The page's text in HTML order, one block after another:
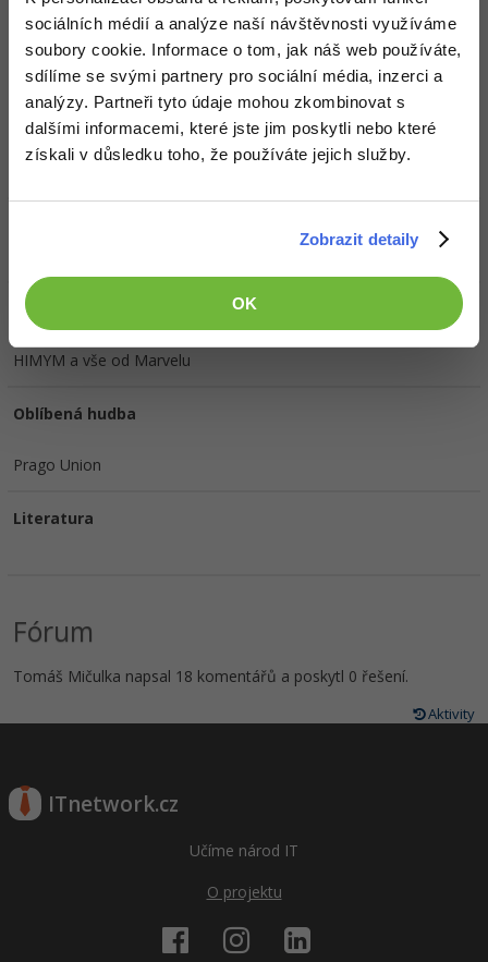
sociálních médií a analýze naší návštěvnosti využíváme
soubory cookie. Informace o tom, jak náš web používáte,
sdílíme se svými partnery pro sociální média, inzerci a
analýzy. Partneři tyto údaje mohou zkombinovat s
dalšími informacemi, které jste jim poskytli nebo které
získali v důsledku toho, že používáte jejich služby.
Zobrazit detaily
OK
Česká republika, Olomoucký kraj, Olomouc, Olomouc.Vyhledat
kolegy
Oblíbené IDE, Editor
Oblíbené filmy/seriály
HIMYM a vše od Marvelu
Oblíbená hudba
Prago Union
Literatura
Fórum
Tomáš Mičulka napsal 18 komentářů a poskytl 0 řešení.
Aktivity
ITnetwork.cz
Učíme národ IT
O projektu